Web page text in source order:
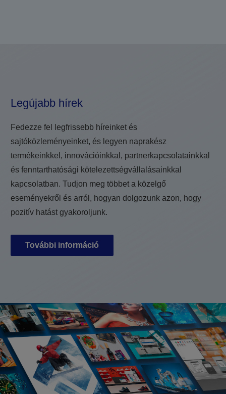
Legújabb hírek
Fedezze fel legfrissebb híreinket és
sajtóközleményeinket, és legyen naprakész
termékeinkkel, innovációinkkal, partnerkapcsolatainkkal
és fenntarthatósági kötelezettségvállalásainkkal
kapcsolatban. Tudjon meg többet a közelgő
eseményekről és arról, hogyan dolgozunk azon, hogy
pozitív hatást gyakoroljunk.
További információ